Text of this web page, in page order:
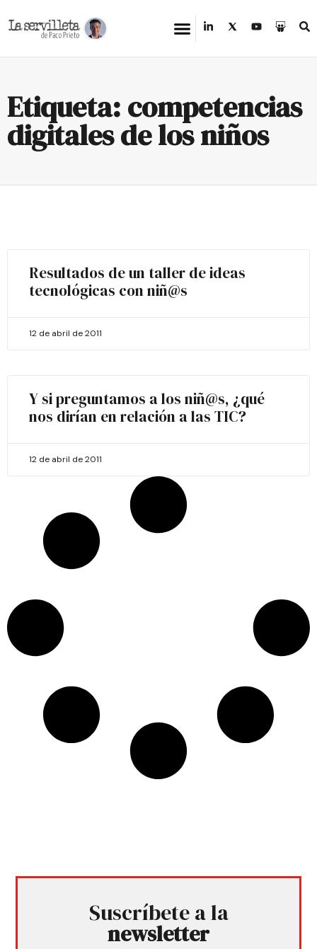
Etiqueta: competencias
digitales de los niños
Resultados de un taller de ideas
tecnológicas con niñ@s
12 de abril de 2011
Y si preguntamos a los niñ@s, ¿qué
nos dirían en relación a las TIC?
12 de abril de 2011
Suscríbete a la
newsletter